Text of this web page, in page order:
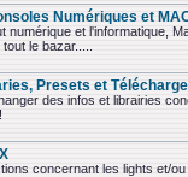
Numériques et
numérique et l'informatique,
le bazar.....
Presets et
des infos et librairies
concernant les lights et/